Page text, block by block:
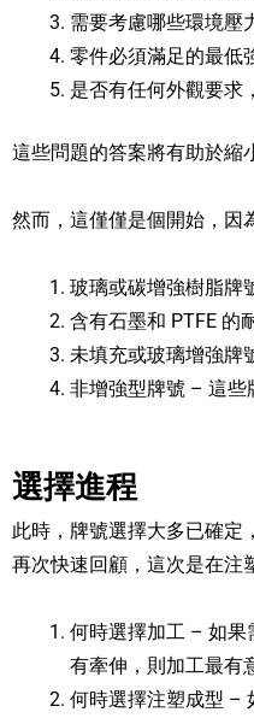
需要考慮哪些環境壓
零件必須滿足的最低
是否有任何外觀要求
這些問題的答案將有助於縮
然而，這僅僅是個開始，因
玻璃或碳增強樹脂牌
含有石墨和 PTFE 的
未填充或玻璃增強牌
非增強型牌號 – 這些
選擇進程
此時，牌號選擇大多已確定
再次快速回顧，這次是在注
何時選擇加工 – 如果
有牽伸，則加工最有
何時選擇注塑成型 –